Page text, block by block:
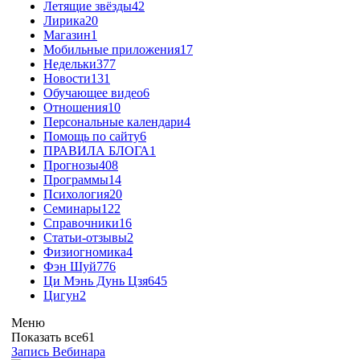
Летящие звёзды42
Лирика20
Магазин1
Мобильные приложения17
Недельки377
Новости131
Обучающее видео6
Отношения10
Персональные календари4
Помощь по сайту6
ПРАВИЛА БЛОГА1
Прогнозы408
Программы14
Психология20
Семинары122
Справочники16
Статьи-отзывы2
Физиогномика4
Фэн Шуй776
Ци Мэнь Дунь Цзя645
Цигун2
Меню
Показать все61
Запись Вебинара